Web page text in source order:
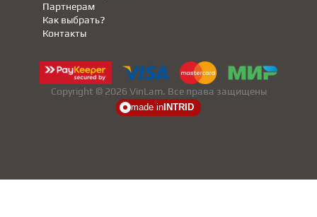
Партнерам
Как выбрать?
Контакты
Copyright © 2026 VinLam. Все права защищены
made in INTRID